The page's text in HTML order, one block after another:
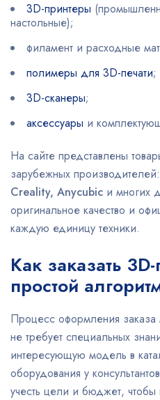
3D-принтеры
настольные);
филамент и расходные
полимеры для 3D-печати;
3D-сканеры;
аксессуары и
На сайте представлены
зарубежных производителей:
Creality, Anycubic и многих
оригинальное качество и
каждую единицу техники.
Как заказать
простой
Процесс оформления
не требует специальных
интересующую модель в
оборудования у
учесть цели и бюджет, чтобы